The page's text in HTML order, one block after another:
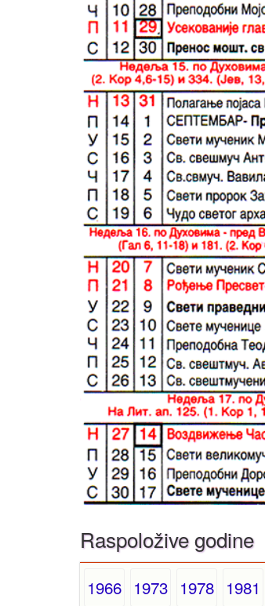
Raspoložive godine
1966 1973 1978 1981